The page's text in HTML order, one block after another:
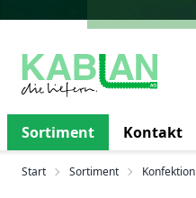
Sortiment Kontakt
Start Sortiment Konfektion